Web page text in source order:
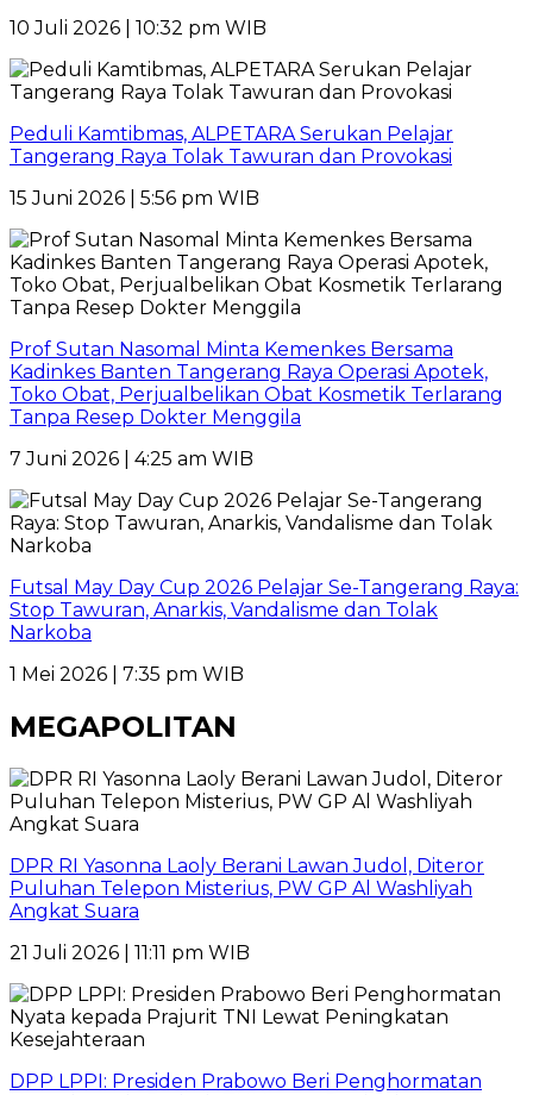
10 Juli 2026 | 10:32 pm WIB
Peduli Kamtibmas, ALPETARA Serukan Pelajar
Tangerang Raya Tolak Tawuran dan Provokasi
15 Juni 2026 | 5:56 pm WIB
Prof Sutan Nasomal Minta Kemenkes Bersama
Kadinkes Banten Tangerang Raya Operasi Apotek,
Toko Obat, Perjualbelikan Obat Kosmetik Terlarang
Tanpa Resep Dokter Menggila
7 Juni 2026 | 4:25 am WIB
Futsal May Day Cup 2026 Pelajar Se-Tangerang Raya:
Stop Tawuran, Anarkis, Vandalisme dan Tolak
Narkoba
1 Mei 2026 | 7:35 pm WIB
MEGAPOLITAN
DPR RI Yasonna Laoly Berani Lawan Judol, Diteror
Puluhan Telepon Misterius, PW GP Al Washliyah
Angkat Suara
21 Juli 2026 | 11:11 pm WIB
DPP LPPI: Presiden Prabowo Beri Penghormatan